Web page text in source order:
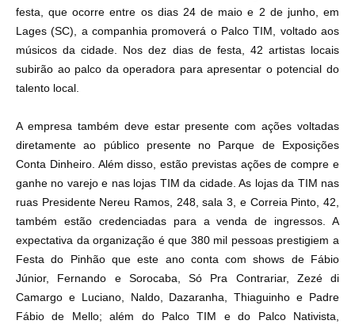
festa, que ocorre entre os dias 24 de maio e 2 de junho, em
Lages (SC), a companhia promoverá o Palco TIM, voltado aos
músicos da cidade. Nos dez dias de festa, 42 artistas locais
subirão ao palco da operadora para apresentar o potencial do
talento local.
A empresa também deve estar presente com ações voltadas
diretamente ao público presente no Parque de Exposições
Conta Dinheiro. Além disso, estão previstas ações de compre e
ganhe no varejo e nas lojas TIM da cidade. As lojas da TIM nas
ruas Presidente Nereu Ramos, 248, sala 3, e Correia Pinto, 42,
também estão credenciadas para a venda de ingressos. A
expectativa da organização é que 380 mil pessoas prestigiem a
Festa do Pinhão que este ano conta com shows de Fábio
Júnior, Fernando e Sorocaba, Só Pra Contrariar, Zezé di
Camargo e Luciano, Naldo, Dazaranha, Thiaguinho e Padre
Fábio de Mello; além do Palco TIM e do Palco Nativista,